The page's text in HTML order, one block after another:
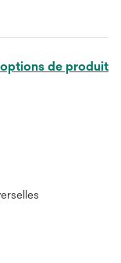
de produit